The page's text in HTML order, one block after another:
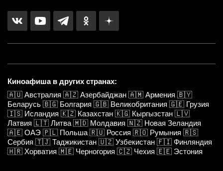
Киноафиша в других странах:
🇦🇺 Австралия 🇦🇿 Азербайджан 🇦🇲 Армения 🇧🇾
Беларусь 🇧🇬 Болгария 🇬🇧 Великобритания 🇬🇪 Грузия
🇮🇸 Исландия 🇰🇿 Казахстан 🇰🇬 Кыргызстан 🇱🇻
Латвия 🇱🇹 Литва 🇲🇩 Молдавия 🇳🇿 Новая Зеландия
🇦🇪 ОАЭ 🇵🇱 Польша 🇷🇺 Россия 🇷🇴 Румыния 🇷🇸
Сербия 🇹🇯 Таджикистан 🇺🇿 Узбекистан 🇫🇮 Финляндия
🇭🇷 Хорватия 🇲🇪 Черногория 🇨🇿 Чехия 🇪🇪 Эстония